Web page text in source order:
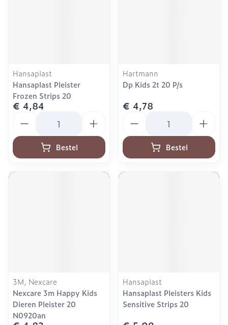
Hansaplast
Hansaplast Pleister
Frozen Strips 20
€ 4,84
Bestel
Hartmann
Dp Kids 2t 20 P/s
€ 4,78
Bestel
3M, Nexcare
Nexcare 3m Happy Kids
Dieren Pleister 20
N0920an
Hansaplast
Hansaplast Pleisters Kids
Sensitive Strips 20